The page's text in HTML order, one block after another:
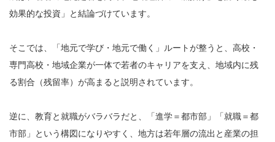
効果的な投資」と結論づけています。
そこでは、「地元で学び・地元で働く」ルートが整うと、高校・
専門高校・地域企業が一体で若者のキャリアを支え、地域内に残
る割合（残留率）が高まると説明されています。
逆に、教育と就職がバラバラだと、「進学＝都市部」「就職＝都
市部」という構図になりやすく、地方は若年層の流出と産業の担